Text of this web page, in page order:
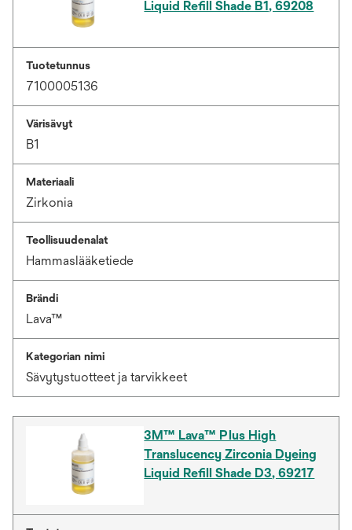
Liquid Refill Shade B1, 69208
Tuotetunnus
7100005136
Värisävyt
B1
Materiaali
Zirkonia
Teollisuudenalat
Hammaslääketiede
Brändi
Lava™
Kategorian nimi
Sävytystuotteet ja tarvikkeet
3M™ Lava™ Plus High
Translucency Zirconia Dyeing
Liquid Refill Shade D3, 69217